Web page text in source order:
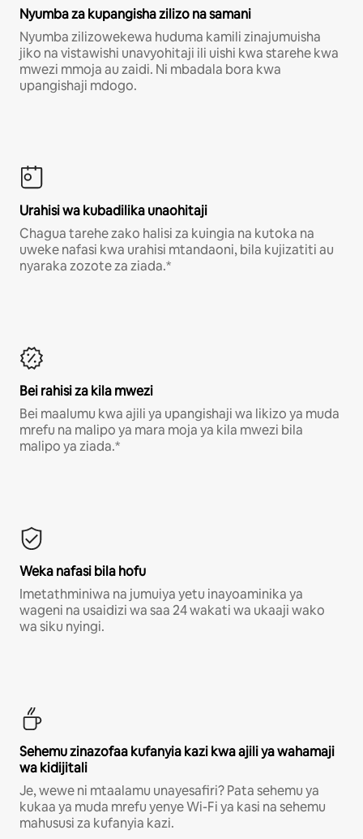
Nyumba za kupangisha zilizo na samani
Nyumba zilizowekewa huduma kamili zinajumuisha
jiko na vistawishi unavyohitaji ili uishi kwa starehe kwa
mwezi mmoja au zaidi. Ni mbadala bora kwa
upangishaji mdogo.
Urahisi wa kubadilika unaohitaji
Chagua tarehe zako halisi za kuingia na kutoka na
uweke nafasi kwa urahisi mtandaoni, bila kujizatiti au
nyaraka zozote za ziada.*
Bei rahisi za kila mwezi
Bei maalumu kwa ajili ya upangishaji wa likizo ya muda
mrefu na malipo ya mara moja ya kila mwezi bila
malipo ya ziada.*
Weka nafasi bila hofu
Imetathminiwa na jumuiya yetu inayoaminika ya
wageni na usaidizi wa saa 24 wakati wa ukaaji wako
wa siku nyingi.
Sehemu zinazofaa kufanyia kazi kwa ajili ya wahamaji
wa kidijitali
Je, wewe ni mtaalamu unayesafiri? Pata sehemu ya
kukaa ya muda mrefu yenye Wi-Fi ya kasi na sehemu
mahususi za kufanyia kazi.